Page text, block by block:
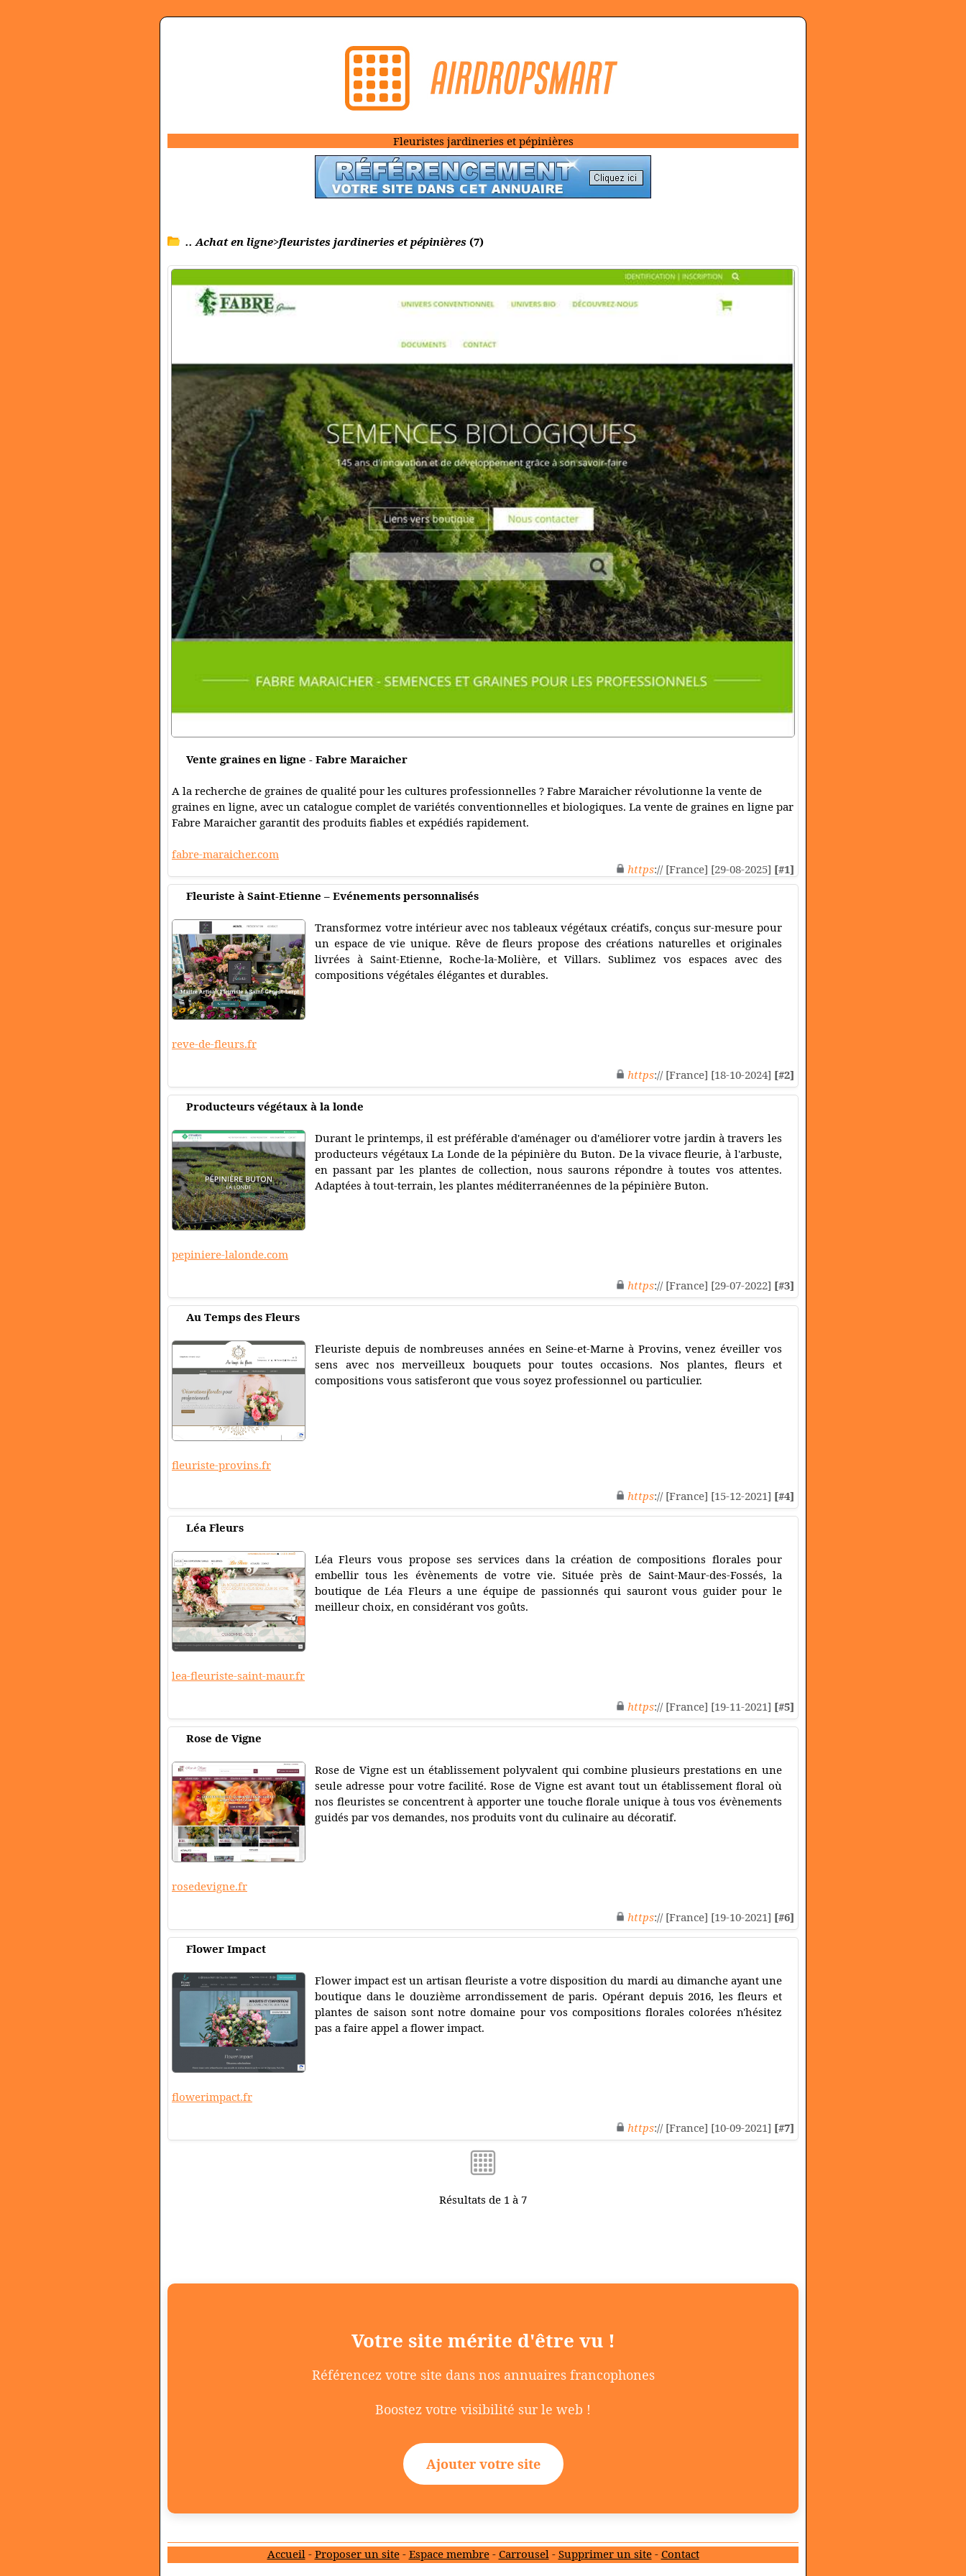
Fleuristes jardineries et pépinières
.. Achat en ligne>fleuristes jardineries et pépinières (7)
Vente graines en ligne - Fabre Maraicher
A la recherche de graines de qualité pour les cultures professionnelles ? Fabre Maraicher révolutionne la vente de
graines en ligne, avec un catalogue complet de variétés conventionnelles et biologiques. La vente de graines en ligne par
Fabre Maraicher garantit des produits fiables et expédiés rapidement.
fabre-maraicher.com
https:// [France] [29-08-2025] [#1]
Fleuriste à Saint-Etienne – Evénements personnalisés
Transformez votre intérieur avec nos tableaux végétaux créatifs, conçus sur-mesure pour
un espace de vie unique. Rêve de fleurs propose des créations naturelles et originales
livrées à Saint-Etienne, Roche-la-Molière, et Villars. Sublimez vos espaces avec des
compositions végétales élégantes et durables.
reve-de-fleurs.fr
https:// [France] [18-10-2024] [#2]
Producteurs végétaux à la londe
Durant le printemps, il est préférable d'aménager ou d'améliorer votre jardin à travers les
producteurs végétaux La Londe de la pépinière du Buton. De la vivace fleurie, à l'arbuste,
en passant par les plantes de collection, nous saurons répondre à toutes vos attentes.
Adaptées à tout-terrain, les plantes méditerranéennes de la pépinière Buton.
pepiniere-lalonde.com
https:// [France] [29-07-2022] [#3]
Au Temps des Fleurs
Fleuriste depuis de nombreuses années en Seine-et-Marne à Provins, venez éveiller vos
sens avec nos merveilleux bouquets pour toutes occasions. Nos plantes, fleurs et
compositions vous satisferont que vous soyez professionnel ou particulier.
fleuriste-provins.fr
https:// [France] [15-12-2021] [#4]
Léa Fleurs
Léa Fleurs vous propose ses services dans la création de compositions florales pour
embellir tous les évènements de votre vie. Située près de Saint-Maur-des-Fossés, la
boutique de Léa Fleurs a une équipe de passionnés qui sauront vous guider pour le
meilleur choix, en considérant vos goûts.
lea-fleuriste-saint-maur.fr
https:// [France] [19-11-2021] [#5]
Rose de Vigne
Rose de Vigne est un établissement polyvalent qui combine plusieurs prestations en une
seule adresse pour votre facilité. Rose de Vigne est avant tout un établissement floral où
nos fleuristes se concentrent à apporter une touche florale unique à tous vos évènements
guidés par vos demandes, nos produits vont du culinaire au décoratif.
rosedevigne.fr
https:// [France] [19-10-2021] [#6]
Flower Impact
Flower impact est un artisan fleuriste a votre disposition du mardi au dimanche ayant une
boutique dans le douzième arrondissement de paris. Opérant depuis 2016, les fleurs et
plantes de saison sont notre domaine pour vos compositions florales colorées n'hésitez
pas a faire appel a flower impact.
flowerimpact.fr
https:// [France] [10-09-2021] [#7]
Résultats de 1 à 7
Votre site mérite d'être vu !
Référencez votre site dans nos annuaires francophones
Boostez votre visibilité sur le web !
Ajouter votre site
Accueil- Proposer un site- Espace membre- Carrousel- Supprimer un site- Contact